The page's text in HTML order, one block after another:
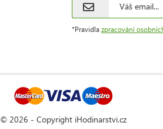
*Pravidla zpracování
© 2026 - Copyright iHodinarstvi.cz